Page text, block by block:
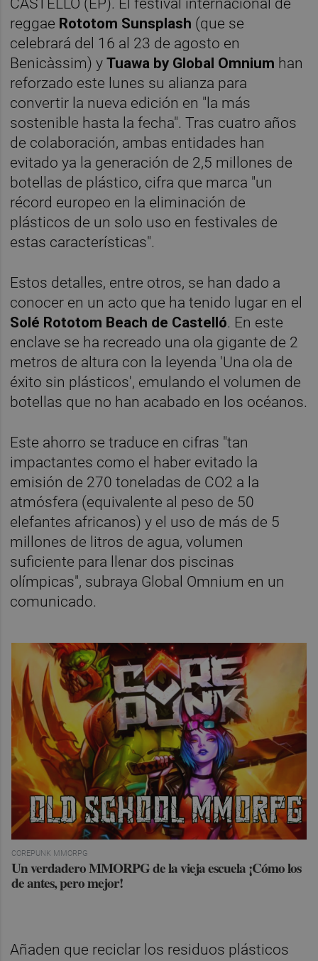
CASTELLÓ (EP). El festival internacional de
reggae Rototom Sunsplash (que se
celebrará del 16 al 23 de agosto en
Benicàssim) yTuawa by Global Omnium han
reforzado este lunes su alianza para
convertir la nueva edición en "la más
sostenible hasta la fecha". Tras cuatro años
de colaboración, ambas entidades han
evitado ya la generación de 2,5 millones de
botellas de plástico, cifra que marca "un
récord europeo en la eliminación de
plásticos de un solo uso en festivales de
estas características".
Estos detalles, entre otros, se han dado a
conocer en un acto que ha tenido lugar en el
Solé Rototom Beach de Castelló. En este
enclave se ha recreado una ola gigante de 2
metros de altura con la leyenda 'Una ola de
éxito sin plásticos', emulando el volumen de
botellas que no han acabado en los océanos.
Este ahorro se traduce en cifras "tan
impactantes como el haber evitado la
emisión de 270 toneladas de CO2 a la
atmósfera (equivalente al peso de 50
elefantes africanos) y el uso de más de 5
millones de litros de agua, volumen
suficiente para llenar dos piscinas
olímpicas", subraya Global Omnium en un
comunicado.
COREPUNK MMORPG
Un verdadero MMORPG de la vieja escuela ¡Cómo los
de antes, pero mejor!
Añaden que reciclar los residuos plásticos